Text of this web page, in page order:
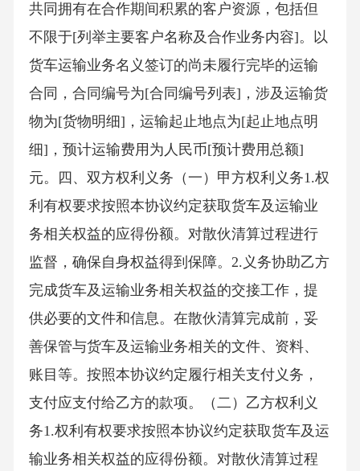
共同拥有在合作期间积累的客户资源，包括但
不限于[列举主要客户名称及合作业务内容]。以
货车运输业务名义签订的尚未履行完毕的运输
合同，合同编号为[合同编号列表]，涉及运输货
物为[货物明细]，运输起止地点为[起止地点明
细]，预计运输费用为人民币[预计费用总额]
元。四、双方权利义务（一）甲方权利义务1.权
利有权要求按照本协议约定获取货车及运输业
务相关权益的应得份额。对散伙清算过程进行
监督，确保自身权益得到保障。2.义务协助乙方
完成货车及运输业务相关权益的交接工作，提
供必要的文件和信息。在散伙清算完成前，妥
善保管与货车及运输业务相关的文件、资料、
账目等。按照本协议约定履行相关支付义务，
支付应支付给乙方的款项。（二）乙方权利义
务1.权利有权要求按照本协议约定获取货车及运
输业务相关权益的应得份额。对散伙清算过程